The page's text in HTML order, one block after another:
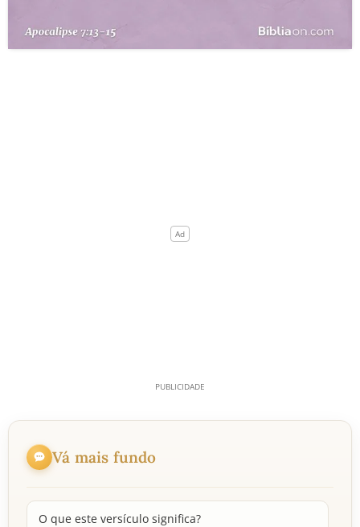
Vá mais fundo
O que este versículo significa?